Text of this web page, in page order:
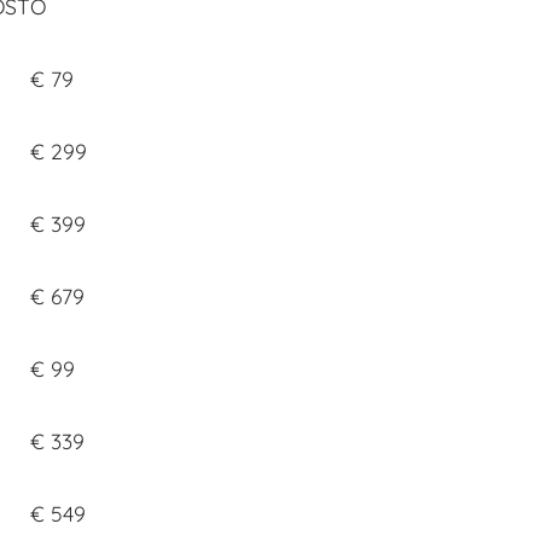
€ 79
€ 299
€ 399
€ 679
€ 99
€ 339
€ 549